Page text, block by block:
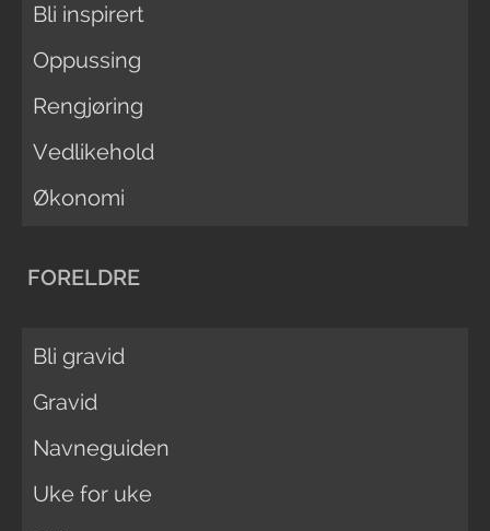
Bli inspirert
Oppussing
Rengjøring
Vedlikehold
Økonomi
FORELDRE
Bli gravid
Gravid
Navneguiden
Uke for uke